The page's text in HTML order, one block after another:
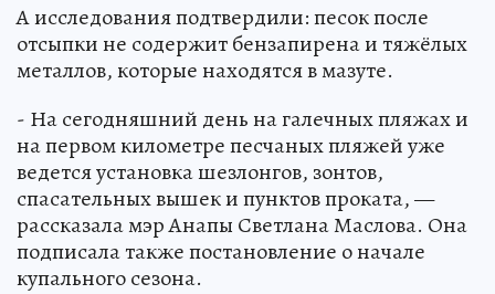
А исследования подтвердили: песок после
отсыпки не содержит бензапирена и тяжёлых
металлов, которые находятся в мазуте.
- На сегодняшний день на галечных пляжах и
на первом километре песчаных пляжей уже
ведется установка шезлонгов, зонтов,
спасательных вышек и пунктов проката, —
рассказала мэр Анапы Светлана Маслова. Она
подписала также постановление о начале
купального сезона.